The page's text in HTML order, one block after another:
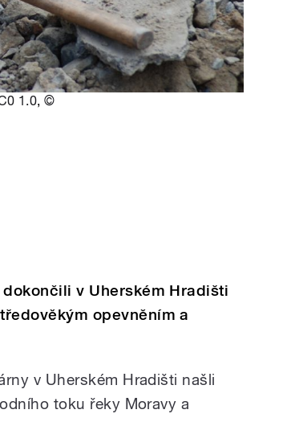
1.0,©
v Uherském Hradišti
opevněním a
v Uherském Hradišti našli
toku řeky Moravy a